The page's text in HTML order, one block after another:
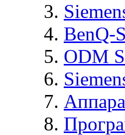
BenQ-
ODM